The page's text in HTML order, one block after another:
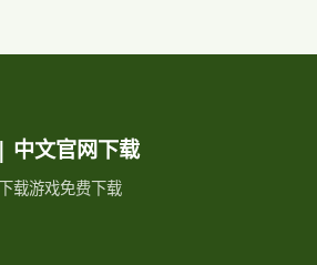
中文官网下载
载游戏免费下载